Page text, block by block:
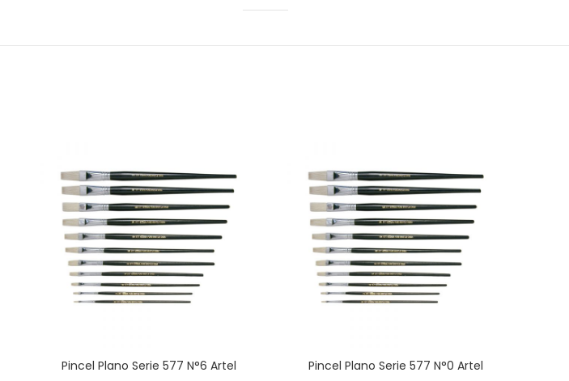
Pincel Plano Serie 577 N°6 Artel Pincel Plano Serie 577 N°0 Artel